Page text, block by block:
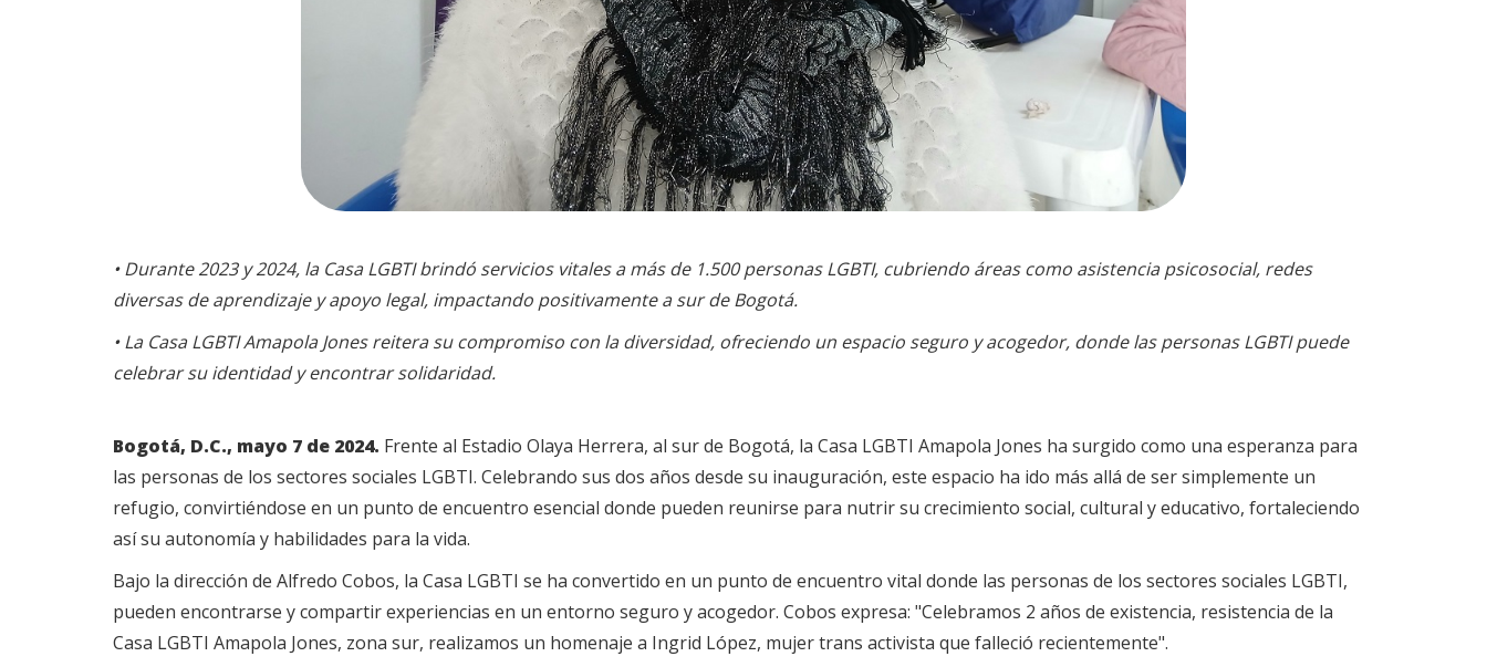
• Durante 2023 y 2024, la Casa LGBTI brindó servicios vitales a más de 1.500 personas LGBTI, cubriendo áreas como asistencia psicosocial, redes
diversas de aprendizaje y apoyo legal, impactando positivamente a sur de Bogotá.
• La Casa LGBTI Amapola Jones reitera su compromiso con la diversidad, ofreciendo un espacio seguro y acogedor, donde las personas LGBTI puede
celebrar su identidad y encontrar solidaridad.
Bogotá, D.C., mayo 7 de 2024. Frente al Estadio Olaya Herrera, al sur de Bogotá, la Casa LGBTI Amapola Jones ha surgido como una esperanza para
las personas de los sectores sociales LGBTI. Celebrando sus dos años desde su inauguración, este espacio ha ido más allá de ser simplemente un
refugio, convirtiéndose en un punto de encuentro esencial donde pueden reunirse para nutrir su crecimiento social, cultural y educativo, fortaleciendo
así su autonomía y habilidades para la vida.
Bajo la dirección de Alfredo Cobos, la Casa LGBTI se ha convertido en un punto de encuentro vital donde las personas de los sectores sociales LGBTI,
pueden encontrarse y compartir experiencias en un entorno seguro y acogedor. Cobos expresa: "Celebramos 2 años de existencia, resistencia de la
Casa LGBTI Amapola Jones, zona sur, realizamos un homenaje a Ingrid López, mujer trans activista que falleció recientemente".